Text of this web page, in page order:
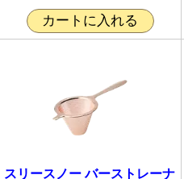
カートに入れる
スリースノー バーストレーナ